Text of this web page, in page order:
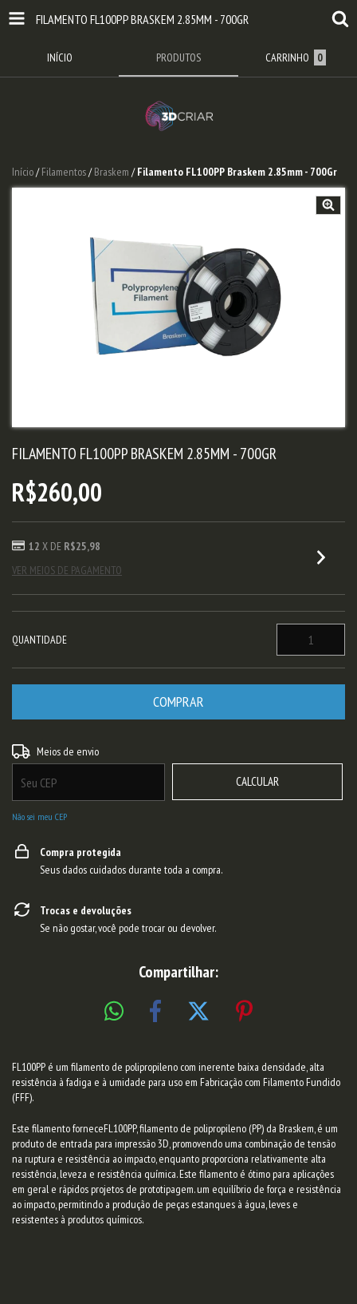
FILAMENTO FL100PP BRASKEM 2.85MM - 700GR
INÍCIO PRODUTOS CARRINHO 0
Início/ Filamentos/ Braskem / Filamento FL100PP Braskem 2.85mm - 700Gr
FILAMENTO FL100PP BRASKEM 2.85MM - 700GR
R$260,00
12 X DE R$25,98
VER MEIOS DE PAGAMENTO
QUANTIDADE
Entregas para o CEP:
Meios de envio
CALCULAR
Não sei meu CEP
Compra protegida
Seus dados cuidados durante toda a compra.
Trocas e devoluções
Se não gostar, você pode trocar ou devolver.
Compartilhar:
FL100PP é um filamento de polipropileno com inerente baixa densidade, alta
resistência à fadiga e à umidade para uso em Fabricação com Filamento Fundido
(FFF).
Este filamento forneceFL100PP, filamento de polipropileno (PP) da Braskem, é um
produto de entrada para impressão 3D, promovendo uma combinação de tensão
na ruptura e resistência ao impacto, enquanto proporciona relativamente alta
resistência, leveza e resistência química. Este filamento é ótimo para aplicações
em geral e rápidos projetos de prototipagem.um equilíbrio de força e resistência
ao impacto, permitindo a produção de peças estanques à água, leves e
resistentes à produtos químicos.